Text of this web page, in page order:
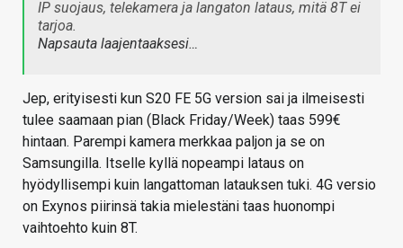
IP suojaus, telekamera ja langaton lataus, mitä 8T ei
tarjoa.
Napsauta laajentaaksesi…
Jep, erityisesti kun S20 FE 5G version sai ja ilmeisesti
tulee saamaan pian (Black Friday/Week) taas 599€
hintaan. Parempi kamera merkkaa paljon ja se on
Samsungilla. Itselle kyllä nopeampi lataus on
hyödyllisempi kuin langattoman latauksen tuki. 4G versio
on Exynos piirinsä takia mielestäni taas huonompi
vaihtoehto kuin 8T.